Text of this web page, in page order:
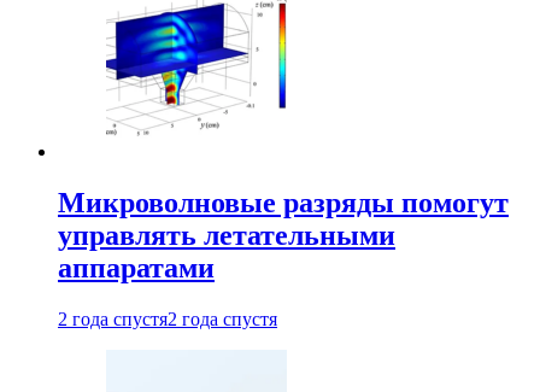
Микроволновые разряды помогут
управлять летательными
аппаратами
2 года спустя2 года спустя